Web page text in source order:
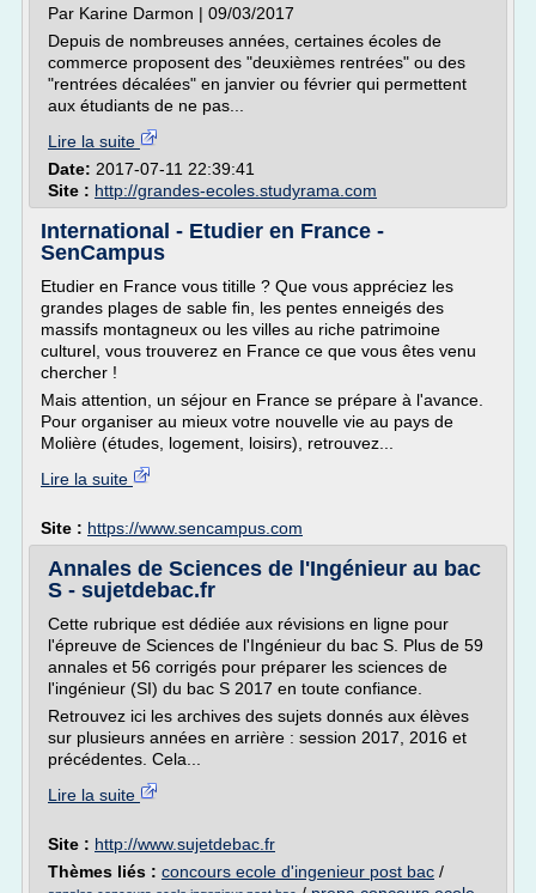
Par Karine Darmon | 09/03/2017
Depuis de nombreuses années, certaines écoles de
commerce proposent des "deuxièmes rentrées" ou des
"rentrées décalées" en janvier ou février qui permettent
aux étudiants de ne pas...
Lire la suite
Date: 2017-07-11 22:39:41
Site : http://grandes-ecoles.studyrama.com
International - Etudier en France -
SenCampus
Etudier en France vous titille ? Que vous appréciez les
grandes plages de sable fin, les pentes enneigés des
massifs montagneux ou les villes au riche patrimoine
culturel, vous trouverez en France ce que vous êtes venu
chercher !
Mais attention, un séjour en France se prépare à l'avance.
Pour organiser au mieux votre nouvelle vie au pays de
Molière (études, logement, loisirs), retrouvez...
Lire la suite
Site : https://www.sencampus.com
Annales de Sciences de l'Ingénieur au bac
S - sujetdebac.fr
Cette rubrique est dédiée aux révisions en ligne pour
l'épreuve de Sciences de l'Ingénieur du bac S. Plus de 59
annales et 56 corrigés pour préparer les sciences de
l'ingénieur (SI) du bac S 2017 en toute confiance.
Retrouvez ici les archives des sujets donnés aux élèves
sur plusieurs années en arrière : session 2017, 2016 et
précédentes. Cela...
Lire la suite
Site : http://www.sujetdebac.fr
Thèmes liés : concours ecole d'ingenieur post bac /